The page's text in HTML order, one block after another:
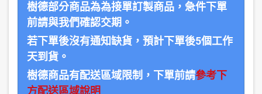
樹德部分商品為為接單訂製商品，急件下單
前請與我們確認交期。
若下單後沒有通知缺貨，預計下單後5個工作
天到貨。
樹德商品有配送區域限制，下單前請參考下
方配送區域說明